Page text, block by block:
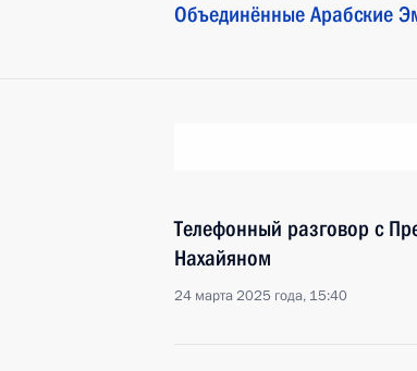
Объединённые Арабские
Телефонный разговор с
Нахайяном
24 марта 2025 года, 15:40